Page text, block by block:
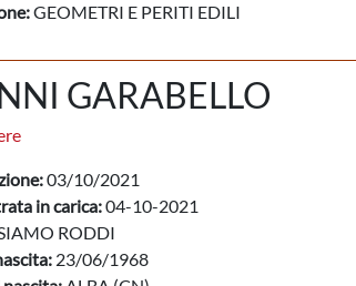
GEOMETRI E PERITI EDILI
GARABELLO
03/10/2021
in carica:04-10-2021
RODDI
23/06/1968